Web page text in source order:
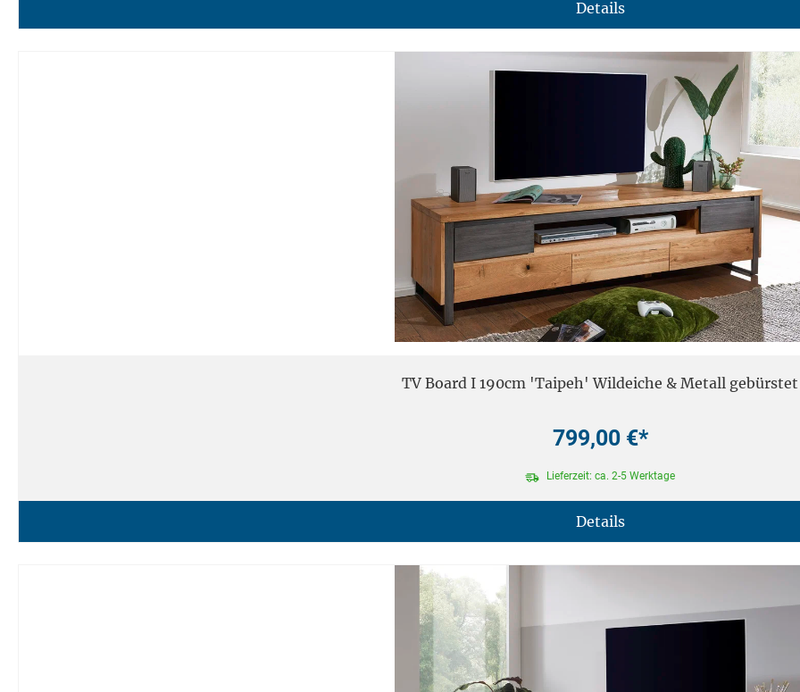
Details
TV Board I 190cm 'Taipeh' Wildeiche & Metall gebürstet
799,00 €*
Lieferzeit: ca. 2-5 Werktage
Details